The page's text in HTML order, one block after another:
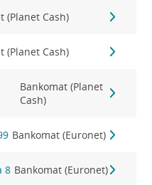
(Planet Cash)
(Planet Cash)
Bankomat (Planet
Cash)
Bankomat (Euronet)
8 Bankomat (Euronet)